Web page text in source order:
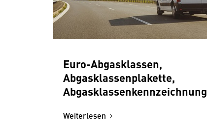
Euro-Abgasklassen,
Abgasklassenplakette,
Abgasklassenkennzeichnung
Weiterlesen